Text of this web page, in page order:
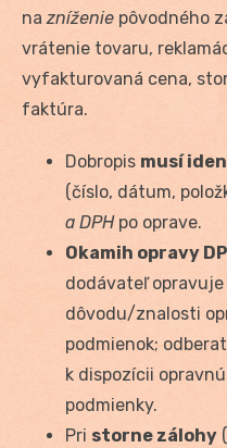
nazníženie pôvodného
vrátenie tovaru,
vyfakturovaná cena,
faktúra.
Dobropis musí
(číslo, dátum,
a DPHpo oprave.
Okamih opravy
dodávateľ
dôvodu/znalosti
podmienok;
k dispozícii
podmienky.
Pri storne zálohy